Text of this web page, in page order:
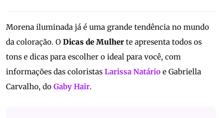
Morena iluminada já é uma grande tendência no mundo
da coloração. O Dicas de Mulher te apresenta todos os
tons e dicas para escolher o ideal para você, com
informações das coloristas Larissa Natário e Gabriella
Carvalho, do Gaby Hair.